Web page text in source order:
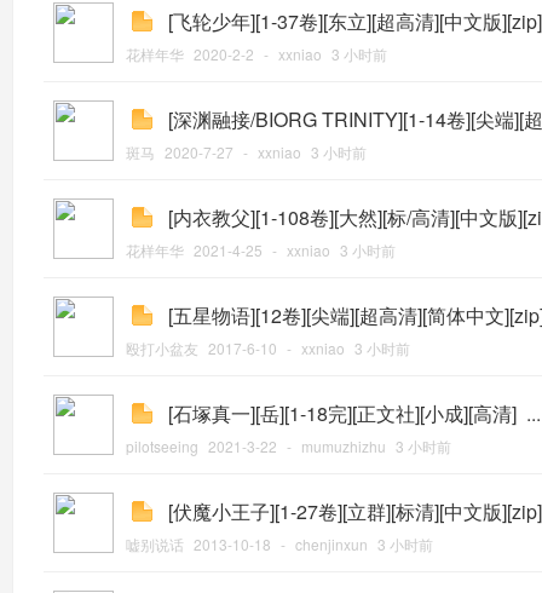
[飞轮少年][1-37卷][东立][超高清][中文版][zip]
花样年华 2020-2-2 - xxniao 3 小时前
[深渊融接/BIORG TRINITY][1-14卷][尖端][
斑马 2020-7-27 - xxniao 3 小时前
[内衣教父][1-108卷][大然][标/高清][中文版
花样年华 2021-4-25 - xxniao 3 小时前
[五星物语][12卷][尖端][超高清][简体中文
殴打小盆友 2017-6-10 - xxniao 3 小时前
[石塚真一][岳][1-18完][正文社][小成][高清] ...
pilotseeing 2021-3-22 - mumuzhizhu 3 小时前
[伏魔小王子][1-27卷][立群][标清][中文版][zip]
嘘别说话 2013-10-18 - chenjinxun 3 小时前